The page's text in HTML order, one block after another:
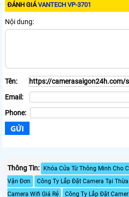
ĐÁNH GIÁVANTECH VP-3701
Nội dung:
Tên:
Email:
Phone:
Thông Tin: Khóa Cửa Từ Thông Minh Cho
Vận Đơn
Công Ty Lắp Đặt Camera Tại
Camera Wifi Giá Rẻ
Công Ty Lắp Đặt